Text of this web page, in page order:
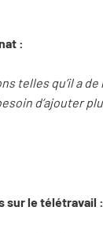
:
telles qu’il a
d’ajouter
sur le télétravail :